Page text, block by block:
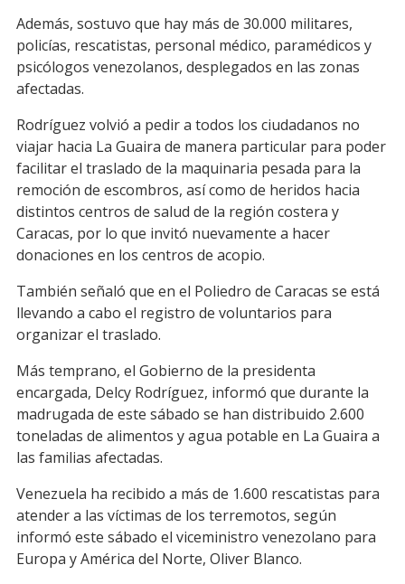
Además, sostuvo que hay más de 30.000 militares,
policías, rescatistas, personal médico, paramédicos y
psicólogos venezolanos, desplegados en las zonas
afectadas.
Rodríguez volvió a pedir a todos los ciudadanos no
viajar hacia La Guaira de manera particular para poder
facilitar el traslado de la maquinaria pesada para la
remoción de escombros, así como de heridos hacia
distintos centros de salud de la región costera y
Caracas, por lo que invitó nuevamente a hacer
donaciones en los centros de acopio.
También señaló que en el Poliedro de Caracas se está
llevando a cabo el registro de voluntarios para
organizar el traslado.
Más temprano, el Gobierno de la presidenta
encargada, Delcy Rodríguez, informó que durante la
madrugada de este sábado se han distribuido 2.600
toneladas de alimentos y agua potable en La Guaira a
las familias afectadas.
Venezuela ha recibido a más de 1.600 rescatistas para
atender a las víctimas de los terremotos, según
informó este sábado el viceministro venezolano para
Europa y América del Norte, Oliver Blanco.